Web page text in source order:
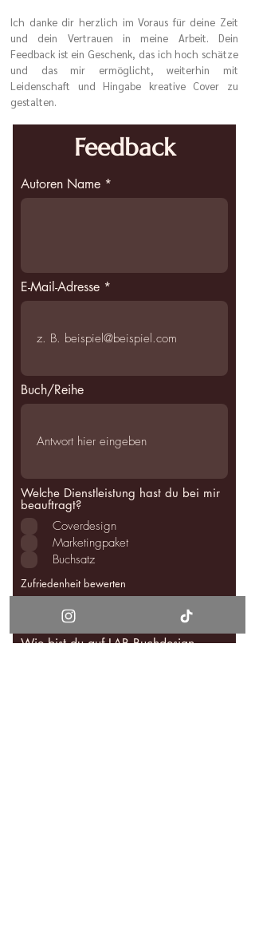
Ich danke dir herzlich im Voraus für deine Zeit
und dein Vertrauen in meine Arbeit. Dein
Feedback ist ein Geschenk, das ich hoch schätze
und das mir ermöglicht, weiterhin mit
Leidenschaft und Hingabe kreative Cover zu
gestalten.
Feedback
Autoren Name
E-Mail-Adresse
Buch/Reihe
Welche Dienstleistung hast du bei mir
beauftragt?
Coverdesign
Marketingpaket
Buchsatz
Zufriedenheit bewerten
Wie bist du auf LAB Buchdesign